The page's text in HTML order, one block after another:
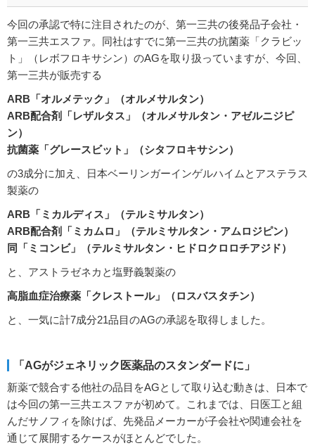
今回の承認で特に注目されたのが、第一三共の後発品子会社・
第一三共エスファ。同社はすでに第一三共の抗菌薬「クラビッ
ト」（レボフロキサシン）のAGを取り扱っていますが、今回、
第一三共が販売する
ARB「オルメテック」（オルメサルタン）
ARB配合剤「レザルタス」（オルメサルタン・アゼルニジピ
ン）
抗菌薬「グレースビット」（シタフロキサシン）
の3成分に加え、日本ベーリンガーインゲルハイムとアステラス
製薬の
ARB「ミカルディス」（テルミサルタン）
ARB配合剤「ミカムロ」（テルミサルタン・アムロジピン）
同「ミコンビ」（テルミサルタン・ヒドロクロロチアジド）
と、アストラゼネカと塩野義製薬の
高脂血症治療薬「クレストール」（ロスバスタチン）
と、一気に計7成分21品目のAGの承認を取得しました。
「AGがジェネリック医薬品のスタンダードに」
新薬で競合する他社の品目をAGとして取り込む動きは、日本で
は今回の第一三共エスファが初めて。これまでは、日医工と組
んだサノフィを除けば、先発品メーカーが子会社や関連会社を
通じて展開するケースがほとんどでした。